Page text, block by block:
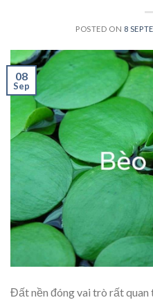
POSTED ON 8
08
Sep
Đất nền đóng vai trò rất quan